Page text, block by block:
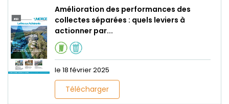
Amélioration des performances des
collectes séparées : quels leviers à
actionner par...
le 18 février 2025
Télécharger